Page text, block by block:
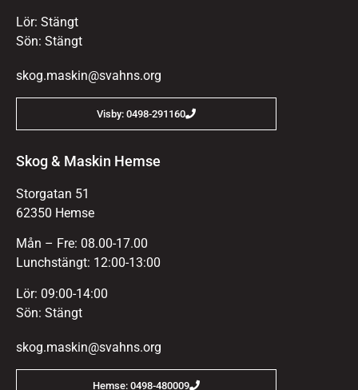
Lör: Stängt
Sön: Stängt
skog.maskin@svahns.org
Visby: 0498-291160
Skog & Maskin Hemse
Storgatan 51
62350 Hemse
Mån – Fre: 08.00-17.00
Lunchstängt: 12:00-13:00
Lör: 09:00-14:00
Sön: Stängt
skog.maskin@svahns.org
Hemse: 0498-480009